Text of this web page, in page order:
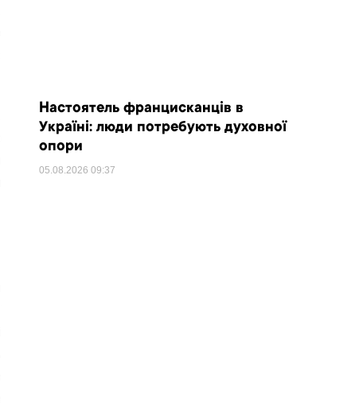
Настоятель францисканців в
Україні: люди потребують духовної
опори
05.08.2026 09:37